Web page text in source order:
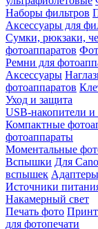
Наборы фильтров
Аксессуары для
Сумки, рюкзаки,
фотоаппаратов
Ремни для
Аксессуары
фотоаппаратов
Уход и защита
USB-накопители
Компактные
фотоаппараты
Моментальные
Вспышки Для
вспышек
Источники
Накамерный свет
Печать фото
для фотопечати